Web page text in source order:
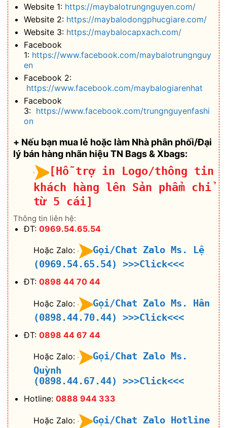
Website 1: https://maybalotrungnguyen.com/
Website 2: https://maybalodongphucgiare.com/
Website 3: https://maybalocapxach.com/
Facebook
1: https://www.facebook.com/maybalotrungnguy
en
Facebook 2:
https://www.facebook.com/maybalogiarenhat
Facebook
3: https://www.facebook.com/trungnguyenfashi
on
+ Nếu bạn mua lẻ hoặc làm Nhà phân phối/Đại
lý bán hàng nhãn hiệu TN Bags & Xbags:
[Hỗ trợ in Logo/thông tin
khách hàng lên Sản phẩm chỉ
từ 5 cái]
Thông tin liên hệ:
ĐT: 0969.54.65.54
Hoặc Zalo:
Gọi/Chat Zalo Ms. Lệ
(0969.54.65.54)
>>>Click<<<
ĐT: 0898 44 70 44
Hoặc Zalo:
Gọi/Chat Zalo Ms. Hân
(0898.44.70.44)
>>>Click<<<
ĐT: 0898 44 67 44
Hoặc Zalo:
Gọi/Chat Zalo Ms.
Quỳnh
(0898.44.67.44)
>>>Click<<<
Hotline: 0888 944 333
Hoặc Zalo: Gọi/Chat Zalo Hotline